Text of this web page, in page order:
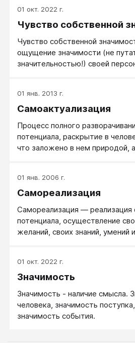
01 окт. 2022 г.
Чувство собственной
Чувство собственной
ощущение значимости (не
значительностью!) своей
01 янв. 2013 г.
Самоактуализация
Процесс полного
потенциала, раскрытие в
что заложено в нем природой,
01 янв. 2006 г.
Самореализация
Самореализация —
потенциала, осуществление
желаний, своих знаний, умений
01 окт. 2022 г.
Значимость
Значимость - наличие смысла.
человека, значимость
значимость события.